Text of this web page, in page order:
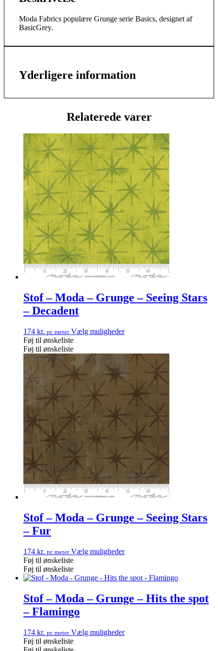
Moda Fabrics populære Grunge serie Basics, designet af
BasicGrey.
Yderligere information
Relaterede varer
Stof – Moda – Grunge – Seeing Stars
– Decadent
174 kr. pr. meter Vælg muligheder
Føj til ønskeliste
Føj til ønskeliste
Stof – Moda – Grunge – Seeing Stars
– Fur
174 kr. pr. meter Vælg muligheder
Føj til ønskeliste
Føj til ønskeliste
Stof – Moda – Grunge – Hits the spot
– Flamingo
174 kr. pr. meter Vælg muligheder
Føj til ønskeliste